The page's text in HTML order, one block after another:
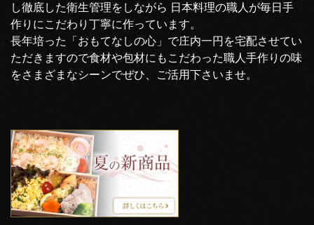
し徹底した衛生管理をしながら 日本料理の職人が毎日手
作りにこだわり丁寧に作っています。
長年培った「おもてなしの心」で庄内一円を宅配させてい
ただきますので食材や包材にもこだわった職人手作りの味
をさまざまなシーンでぜひ、ご活用下さいませ。